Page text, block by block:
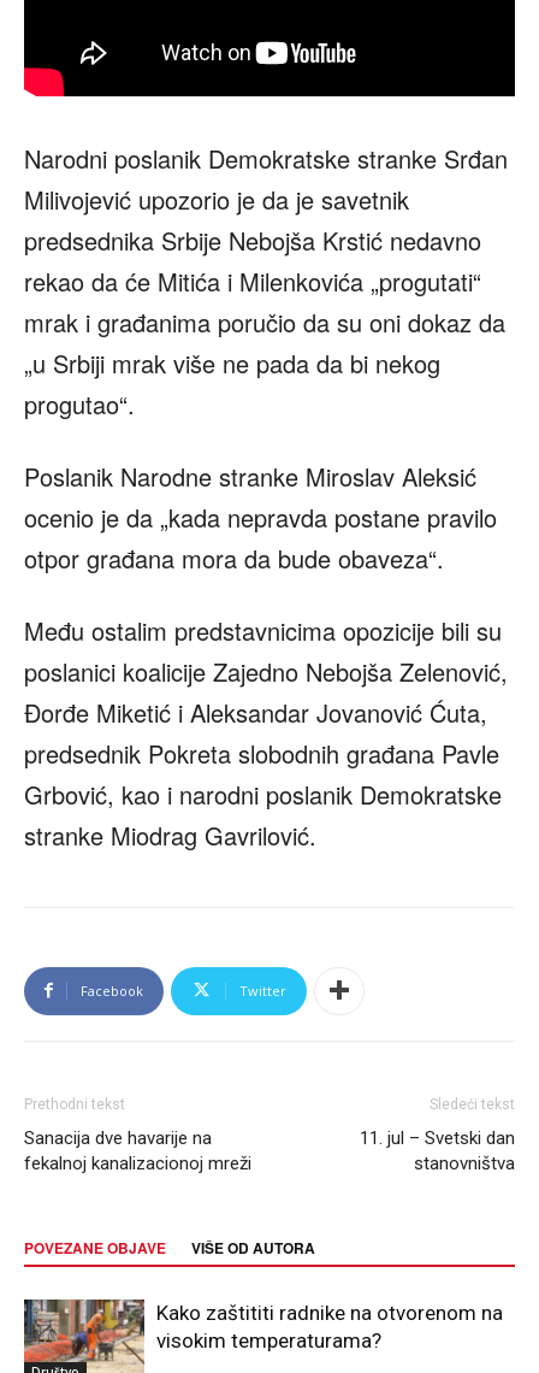
Narodni poslanik Demokratske stranke Srđan
Milivojević upozorio je da je savetnik
predsednika Srbije Nebojša Krstić nedavno
rekao da će Mitića i Milenkovića „progutati“
mrak i građanima poručio da su oni dokaz da
„u Srbiji mrak više ne pada da bi nekog
progutao“.
Poslanik Narodne stranke Miroslav Aleksić
ocenio je da „kada nepravda postane pravilo
otpor građana mora da bude obaveza“.
Među ostalim predstavnicima opozicije bili su
poslanici koalicije Zajedno Nebojša Zelenović,
Đorđe Miketić i Aleksandar Jovanović Ćuta,
predsednik Pokreta slobodnih građana Pavle
Grbović, kao i narodni poslanik Demokratske
stranke Miodrag Gavrilović.
Facebook Twitter
Prethodni tekst
Sanacija dve havarije na
fekalnoj kanalizacionoj mreži
Sledeći tekst
11. jul – Svetski dan
stanovništva
POVEZANE OBJAVE VIŠE OD AUTORA
Kako zaštititi radnike na otvorenom na
visokim temperaturama?